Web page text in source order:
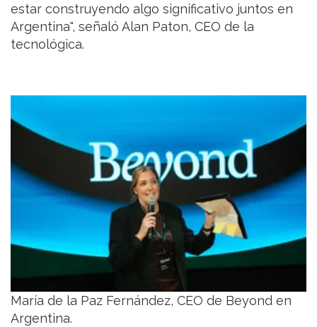
estar construyendo algo significativo juntos en
Argentina", señaló Alan Paton, CEO de la
tecnológica.
María de la Paz Fernández, CEO de Beyond en
Argentina.